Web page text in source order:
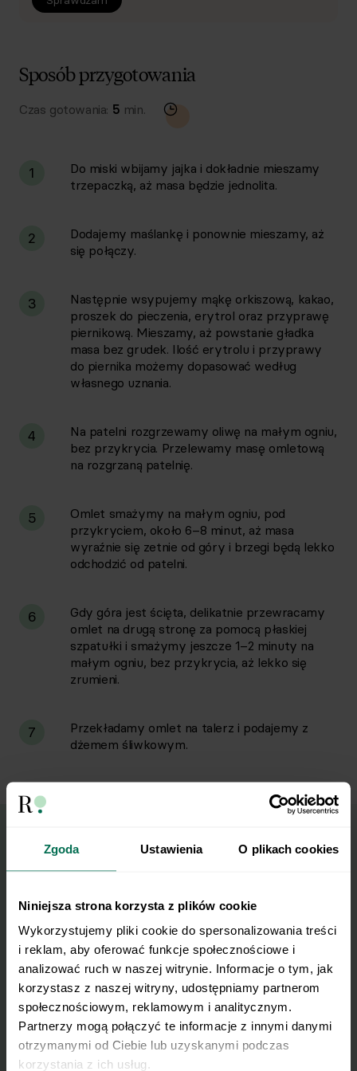
Zgoda Ustawienia O plikach cookies
Niniejsza strona korzysta z plików cookie
Wykorzystujemy pliki cookie do spersonalizowania treści
i reklam, aby oferować funkcje społecznościowe i
analizować ruch w naszej witrynie. Informacje o tym, jak
korzystasz z naszej witryny, udostępniamy partnerom
społecznościowym, reklamowym i analitycznym.
Partnerzy mogą połączyć te informacje z innymi danymi
otrzymanymi od Ciebie lub uzyskanymi podczas
korzystania z ich usług.
Sposób przygotowania
Czas gotowania: 5 min.
1
Do miski wbijamy jajka i dokładnie mieszamy
trzepaczką, aż masa będzie jednolita.
2
Dodajemy maślankę i ponownie mieszamy, aż
się połączy.
3
Następnie wsypujemy mąkę orkiszową, kakao,
proszek do pieczenia, erytrol oraz przyprawę
piernikową. Mieszamy, aż powstanie gładka
masa bez grudek. Ilość erytrolu i przyprawy
do piernika możemy dopasować według
własnego uznania.
4
Na patelni rozgrzewamy oliwę na małym ogniu,
bez przykrycia. Przelewamy masę omletową
na rozgrzaną patelnię.
5
Omlet smażymy na małym ogniu, pod
przykryciem, około 6–8 minut, aż masa
wyraźnie się zetnie od góry i brzegi będą lekko
odchodzić od patelni.
6
Gdy góra jest ścięta, delikatnie przewracamy
omlet na drugą stronę za pomocą płaskiej
szpatułki i smażymy jeszcze 1–2 minuty na
małym ogniu, bez przykrycia, aż lekko się
zrumieni.
7
Przekładamy omlet na talerz i podajemy z
dżemem śliwkowym.
Wyślij przepis na e-mail
Nasze najlepsze przepisy, prosto na Twoja
skrzynkę e-mail.
Zapisz się do naszego Newslettera
Imię
Email